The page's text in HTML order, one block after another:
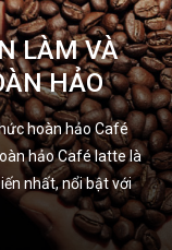
LÀM VÀ
HẢO
hoàn hảo Café
hảo Café latte là
nhất, nổi bật với